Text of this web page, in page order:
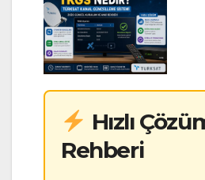
Hızlı
Rehberi